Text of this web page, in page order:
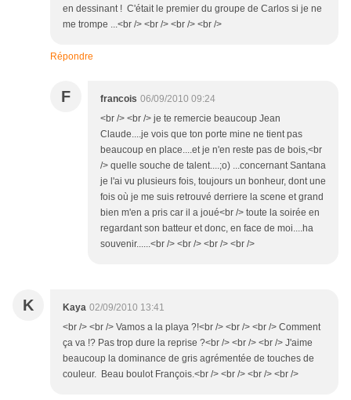
en dessinant ! C'était le premier du groupe de Carlos si je ne
me trompe ...<br /> <br /> <br /> <br />
Répondre
F francois 06/09/2010 09:24
<br /> <br /> je te remercie beaucoup Jean
Claude....je vois que ton porte mine ne tient pas
beaucoup en place....et je n'en reste pas de bois,<br
/> quelle souche de talent....;o) ...concernant Santana
je l'ai vu plusieurs fois, toujours un bonheur, dont une
fois où je me suis retrouvé derriere la scene et grand
bien m'en a pris car il a joué<br /> toute la soirée en
regardant son batteur et donc, en face de moi....ha
souvenir......<br /> <br /> <br /> <br />
K Kaya 02/09/2010 13:41
<br /> <br /> Vamos a la playa ?!<br /> <br /> <br /> Comment
ça va !? Pas trop dure la reprise ?<br /> <br /> <br /> J'aime
beaucoup la dominance de gris agrémentée de touches de
couleur. Beau boulot François.<br /> <br /> <br /> <br />